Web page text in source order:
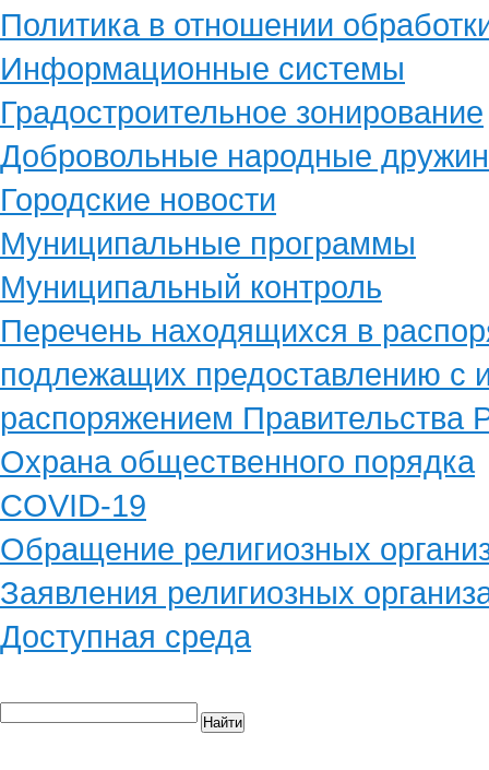
Политика в отношении
Информационные системы
Градостроительное зонирование
Добровольные народные
Городские новости
Муниципальные программы
Муниципальный контроль
Перечень находящихся в
подлежащих предоставлению с
распоряжением
Охрана общественного порядка
COVID-19
Обращение религиозных
Заявления религиозных
Доступная среда
Найти